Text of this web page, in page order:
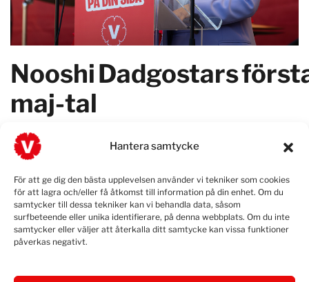
Hantera samtycke
För att ge dig den bästa upplevelsen använder vi tekniker som cookies
för att lagra och/eller få åtkomst till information på din enhet. Om du
samtycker till dessa tekniker kan vi behandla data, såsom
surfbeteende eller unika identifierare, på denna webbplats. Om du inte
samtycker eller väljer att återkalla ditt samtycke kan vissa funktioner
påverkas negativt.
Nooshi Dadgostars
maj-tal
SKRIVET AV
NYHETER
NYHETER HEM.
På första maj
talade Nooshi Dadgostar i Kungsträdgården i
Stockholm.
2026”, och Nooshi Dadgostar inledde sitt tal med just